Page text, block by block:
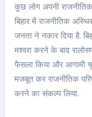
कुछ लोग अपनी
बिहार में राजनीतिक
जनता ने नकार दिया है.
मश्वरा करने के बाद
फैसला किया और आगामी
मजबूत कर राजनीतिक
करने का संकल्प लिया.